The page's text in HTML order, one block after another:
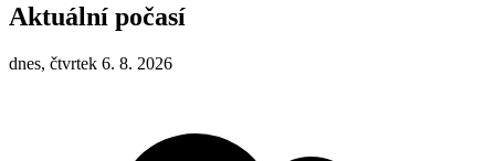
Aktuální počasí
dnes, čtvrtek 6. 8. 2026